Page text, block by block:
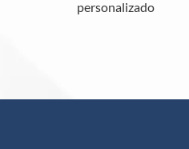
personalizado